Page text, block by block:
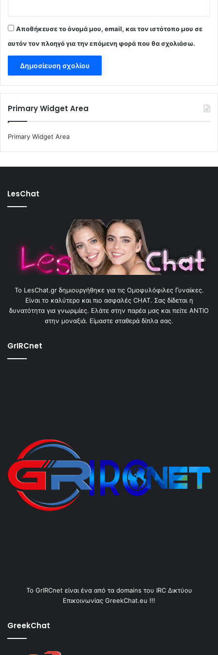
Αποθήκευσε το όνομά μου, email, και τον ιστότοπο μου σε
αυτόν τον πλοηγό για την επόμενη φορά που θα σχολιάσω.
Primary Widget Area
Primary Widget Area
LesChat
To LesChat.gr δημιουργήθηκε για τις Ομοφυλόφιλες Γυναίκες.
Είναι το καλύτερο και πιο ασφαλές CHAT. Σας δίδεται η
δυνατότητα για γνωριμίες. Ελάτε στην παρέα μας και πείτε ΑΝΤΙΟ
στην μοναξιά. Είμαστε σταθερά δίπλα σας.
GrIRCnet
Το GrIRCnet είναι ένα από τα domains του IRC Δικτύου
Επικοινωνίας GreekChat.eu !!!
GreekChat